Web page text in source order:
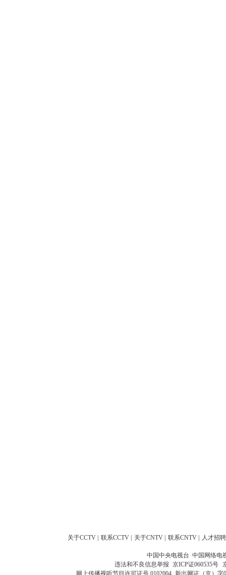
关于CCTV 联系CCTV 关于CNTV 联系CNTV 人才招聘
中国中央电视台 中国网络电
违法和不良信息举报 京ICP证060535号
网上传播视听节目许可证号 0102004 新出网证（京）